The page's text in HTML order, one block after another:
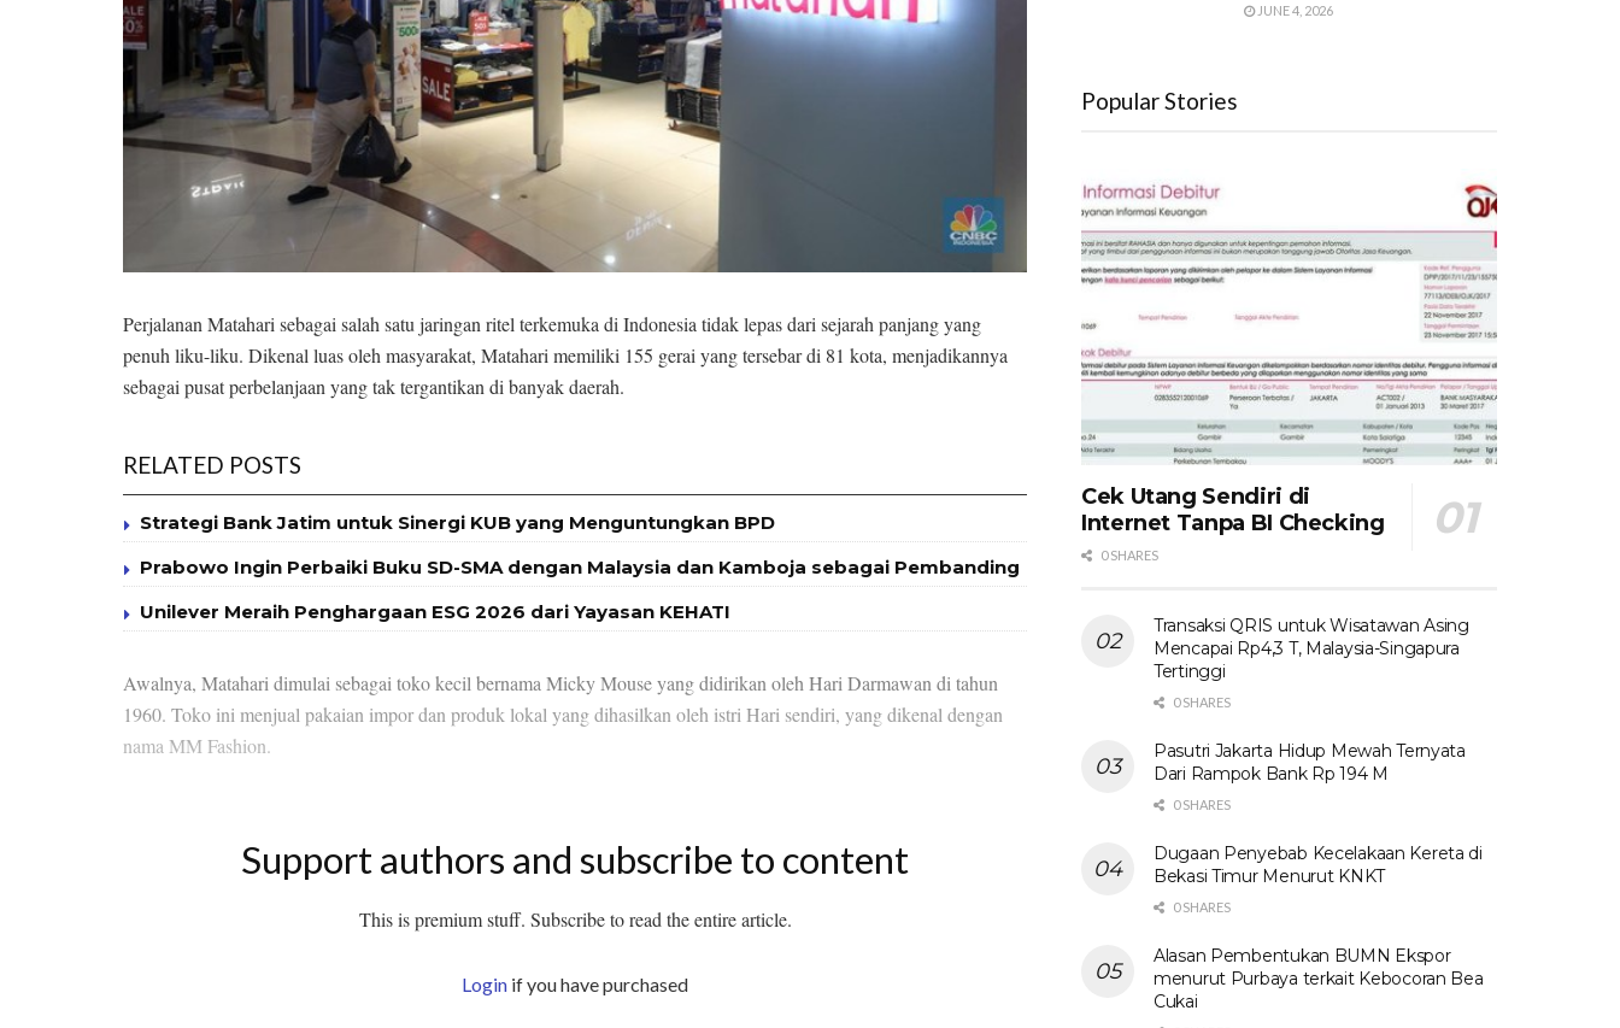
Perjalanan Matahari sebagai salah satu jaringan ritel terkemuka di Indonesia tidak lepas dari sejarah panjang yang
penuh liku-liku. Dikenal luas oleh masyarakat, Matahari memiliki 155 gerai yang tersebar di 81 kota, menjadikannya
sebagai pusat perbelanjaan yang tak tergantikan di banyak daerah.
RELATED POSTS
Strategi Bank Jatim untuk Sinergi KUB yang Menguntungkan BPD
Prabowo Ingin Perbaiki Buku SD-SMA dengan Malaysia dan Kamboja sebagai Pembanding
Unilever Meraih Penghargaan ESG 2026 dari Yayasan KEHATI
Awalnya, Matahari dimulai sebagai toko kecil bernama Micky Mouse yang didirikan oleh Hari Darmawan di tahun
1960. Toko ini menjual pakaian impor dan produk lokal yang dihasilkan oleh istri Hari sendiri, yang dikenal dengan
nama MM Fashion.
Support authors and subscribe to content
This is premium stuff. Subscribe to read the entire article.
Login if you have purchased
JUNE 4, 2026
Popular Stories
Cek Utang Sendiri di
Internet Tanpa BI Checking
0 SHARES
Transaksi QRIS untuk Wisatawan Asing
Mencapai Rp4,3 T, Malaysia-Singapura
Tertinggi
0 SHARES
Pasutri Jakarta Hidup Mewah Ternyata
Dari Rampok Bank Rp 194 M
0 SHARES
Dugaan Penyebab Kecelakaan Kereta di
Bekasi Timur Menurut KNKT
0 SHARES
Alasan Pembentukan BUMN Ekspor
menurut Purbaya terkait Kebocoran Bea
Cukai